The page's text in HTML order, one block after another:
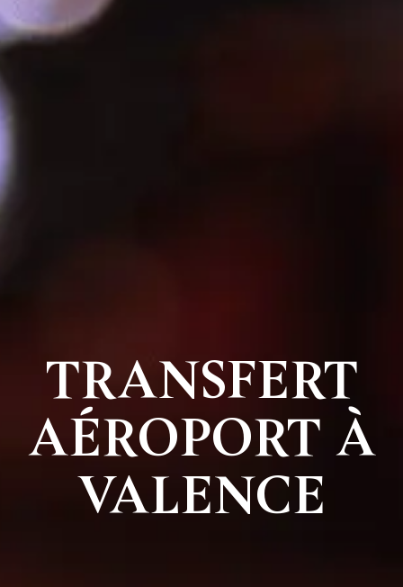
TRANSFERT
AÉROPORT À
VALENCE